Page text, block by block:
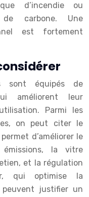
d’incendie ou
de carbone. Une
est fortement
sont équipés de
améliorent leur
Parmi les
on peut citer le
d’améliorer le
la vitre
et la régulation
qui optimise la
peuvent justifier un